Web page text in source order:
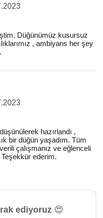
Düğünümüz kusursuz
, ambiyans her şey
hazırlandı ,
bir düğün yaşadım. Tüm
çalışmanız ve eğlenceli
Teşekkür ederim.
ediyoruz 😍